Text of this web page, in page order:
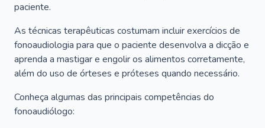
paciente.
As técnicas terapêuticas costumam incluir exercícios de
fonoaudiologia para que o paciente desenvolva a dicção e
aprenda a mastigar e engolir os alimentos corretamente,
além do uso de órteses e próteses quando necessário.
Conheça algumas das principais competências do
fonoaudiólogo: